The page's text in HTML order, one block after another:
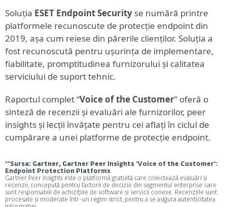
Soluția ESET Endpoint Security se numără printre
platformele recunoscute de protecție endpoint din
2019, așa cum reiese din părerile clienților. Soluția a
fost recunoscută pentru ușurința de implementare,
fiabilitate, promptitudinea furnizorului și calitatea
serviciului de suport tehnic.
Raportul complet “Voice of the Customer” oferă o
sinteză de recenzii și evaluări ale furnizorilor, peer
insights și lecții învățate pentru cei aflați în ciclul de
cumpărare a unei platforme de protecție endpoint.
**Sursa: Gartner, Gartner Peer Insights ‘Voice of the Customer’:
Endpoint Protection Platforms
Gartner Peer Insights este o platformă gratuită care colectează evaluări și
recenzii, concepută pentru factorii de decizie din segmentul enterprise care
sunt responsabili de achizițiile de software și servicii conexe. Recenziile sunt
procesate și moderate într-un regim strict, pentru a se asigura autenticitatea